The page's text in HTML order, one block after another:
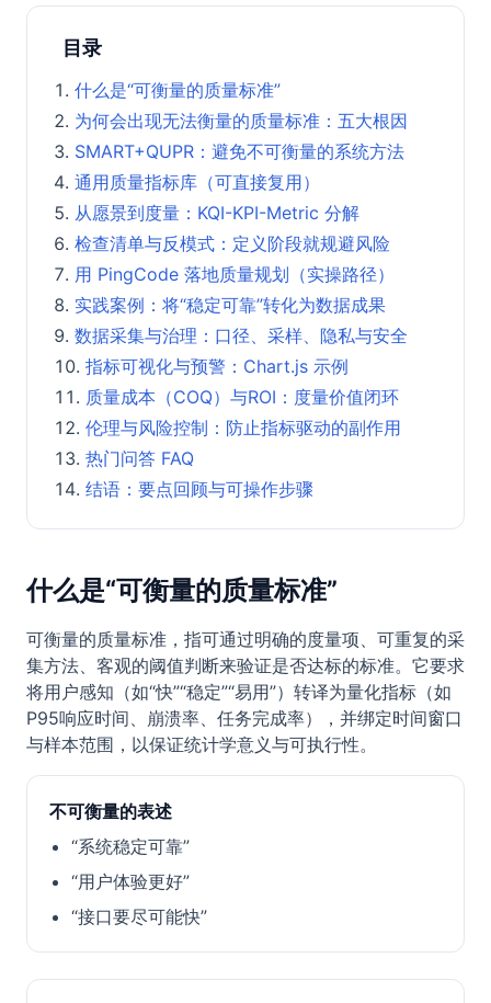
目录
什么是“可衡量的质量标准”
为何会出现无法衡量的质量标准：五大根因
SMART+QUPR：避免不可衡量的系统方法
通用质量指标库（可直接复用）
从愿景到度量：KQI-KPI-Metric 分解
检查清单与反模式：定义阶段就规避风险
用 PingCode 落地质量规划（实操路径）
实践案例：将“稳定可靠”转化为数据成果
数据采集与治理：口径、采样、隐私与安全
指标可视化与预警：Chart.js 示例
质量成本（COQ）与ROI：度量价值闭环
伦理与风险控制：防止指标驱动的副作用
热门问答 FAQ
结语：要点回顾与可操作步骤
什么是“可衡量的质量标准”
可衡量的质量标准，指可通过明确的度量项、可重复的采
集方法、客观的阈值判断来验证是否达标的标准。它要求
将用户感知（如“快”“稳定”“易用”）转译为量化指标（如
P95响应时间、崩溃率、任务完成率），并绑定时间窗口
与样本范围，以保证统计学意义与可执行性。
不可衡量的表述
“系统稳定可靠”
“用户体验更好”
“接口要尽可能快”